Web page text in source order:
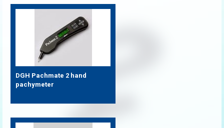
DGH Pachmate 2 hand
pachymeter